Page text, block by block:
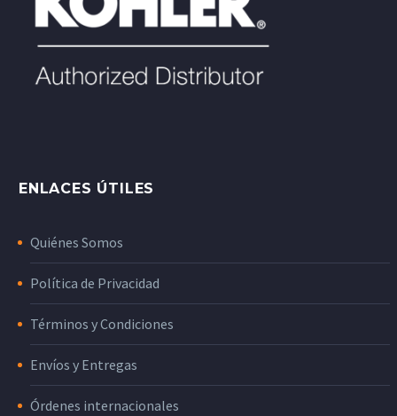
ENLACES ÚTILES
Quiénes Somos
Política de Privacidad
Términos y Condiciones
Envíos y Entregas
Órdenes internacionales